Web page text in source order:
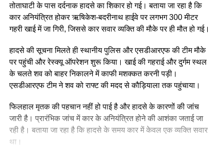
तोताघाटी के पास दर्दनाक हादसे का शिकार हो गई। बताया जा रहा है कि
कार अनियंत्रित होकर ऋषिकेश-बदरीनाथ हाईवे पर लगभग 300 मीटर
गहरी खाई में जा गिरी, जिससे कार सवार व्यक्ति की मौके पर ही मौत हो गई।
हादसे की सूचना मिलते ही स्थानीय पुलिस और एसडीआरएफ की टीम मौके
पर पहुंची और रेस्क्यू ऑपरेशन शुरू किया। खाई की गहराई और दुर्गम स्थल
के चलते शव को बाहर निकालने में काफी मशक्कत करनी पड़ी।
एसडीआरएफ टीम ने शव को राफ्ट की मदद से कौड़ियाला तक पहुंचाया।
फिलहाल मृतक की पहचान नहीं हो पाई है और हादसे के कारणों की जांच
जारी है। प्रारंभिक जांच में कार के अनियंत्रित होने की आशंका जताई जा
रही है। बताया जा रहा है कि हादसे के समय कार में केवल एक व्यक्ति सवार
था।